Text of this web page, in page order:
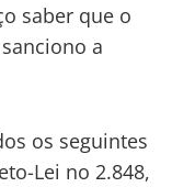
saber que o
a
os seguintes
Lei no 2.848,